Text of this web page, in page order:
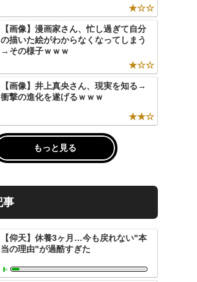
★☆☆
【画像】漫画家さん、忙し過ぎて自分
の描いた絵がわからなくなってしまう
→その様子ｗｗｗ
★☆☆
【画像】井上真央さん、現実を知る→
衝撃の進化を遂げるｗｗｗ
★★☆
もっと見る
事
【仰天】休養3ヶ月…今も戻れない"本
当の理由"が過酷すぎた